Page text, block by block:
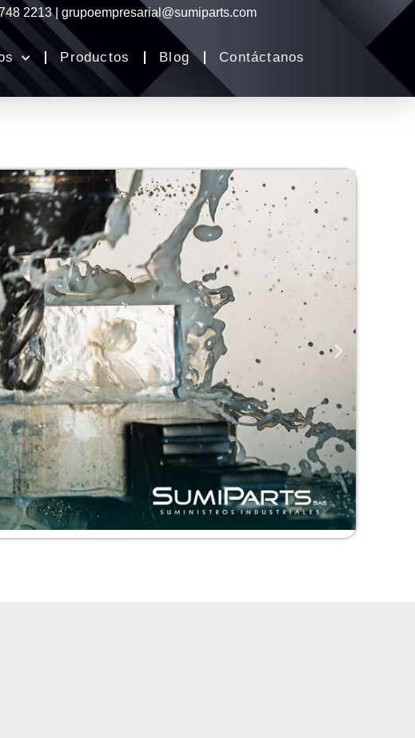
2213 | grupoempresarial@sumiparts.com
Productos Blog Contáctanos